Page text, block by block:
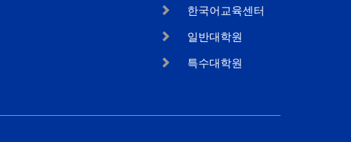
한국어교육센터
일반대학원
특수대학원